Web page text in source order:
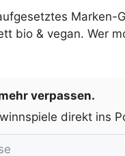
bio & vegan. Wer
verpassen.
direkt ins